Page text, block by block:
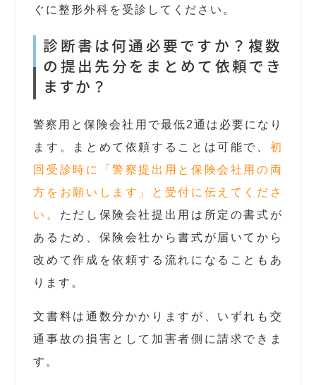
ぐに整形外科を受診してください。
診断書は何通必要ですか？複数
の提出先分をまとめて依頼でき
ますか？
警察用と保険会社用で最低2通は必要になり
ます。まとめて依頼することは可能で、 初
回受診時に「警察提出用と保険会社用の両
方をお願いします」と受付に伝えてくださ
い。 ただし保険会社提出用は所定の書式が
あるため、保険会社から書式が届いてから
改めて作成を依頼する流れになることもあ
ります。
文書料は通数分かかりますが、いずれも交
通事故の損害として加害者側に請求できま
す。